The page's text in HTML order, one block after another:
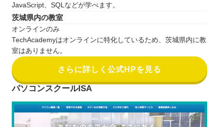
JavaScript、SQLなどが学べます。
茨城県内の教室
オンラインのみ
TechAcademyはオンラインに特化しているため、茨城県内に教
室はありません。
さらに詳しく公式HPを見る
パソコンスクールISA